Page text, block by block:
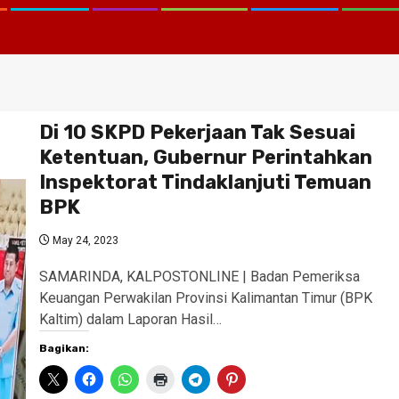
Di 10 SKPD Pekerjaan Tak Sesuai
Ketentuan, Gubernur Perintahkan
Inspektorat Tindaklanjuti Temuan
BPK
May 24, 2023
SAMARINDA, KALPOSTONLINE | Badan Pemeriksa
Keuangan Perwakilan Provinsi Kalimantan Timur (BPK
Kaltim) dalam Laporan Hasil…
Bagikan: